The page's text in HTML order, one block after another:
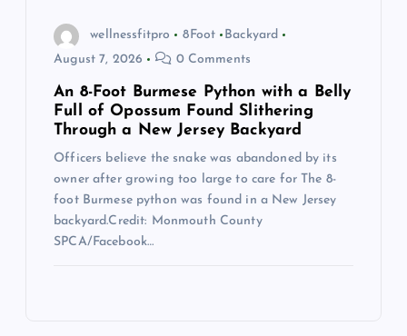
wellnessfitpro 8Foot
Backyard
August 7, 2026
0 Comments
An 8-Foot Burmese Python with a Belly
Full of Opossum Found Slithering
Through a New Jersey Backyard
Officers believe the snake was abandoned by its
owner after growing too large to care for The 8-
foot Burmese python was found in a New Jersey
backyard.Credit: Monmouth County
SPCA/Facebook…